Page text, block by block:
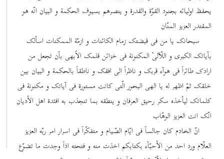
یحفظ اولیائه بجنود القوّة والقدرة و ینصرهم بسیوف الحکمة و البیان انّه هو
المقتدر العزیز المنّان
سبحانک یا من فی قبضتک زمام الکائنات و ازمّة الممکنات اسألک
بآیاتک الکبری و اللّآلیٴ المکنونة فی خزائن قلمک الأبهی بأن تجعل من
ارادک طائراً فی هوآء قربک و ناظراً الی افقک و ناطقاً بالحکمة و البیان بین
خلقک ثمّ اظهر له یا الهی البحور الّتی کانت مستورة فی آیاتک و مکنونة فی
کلماتک لیأخذه سکر رحیق العرفان و ینطقه بما تنجذب به افئدة اهل الأدیان
انّک انت العزیز الوهّاب
انّ الخادم کان جالساً فی ایّام الصّیام و متفکّراً فی اسرار امر ربّه العزیز
العلّام ورد احد من الأحبّآء بکتابکم اخذت منه و فتحته اذاً وجدت ما تضوّع